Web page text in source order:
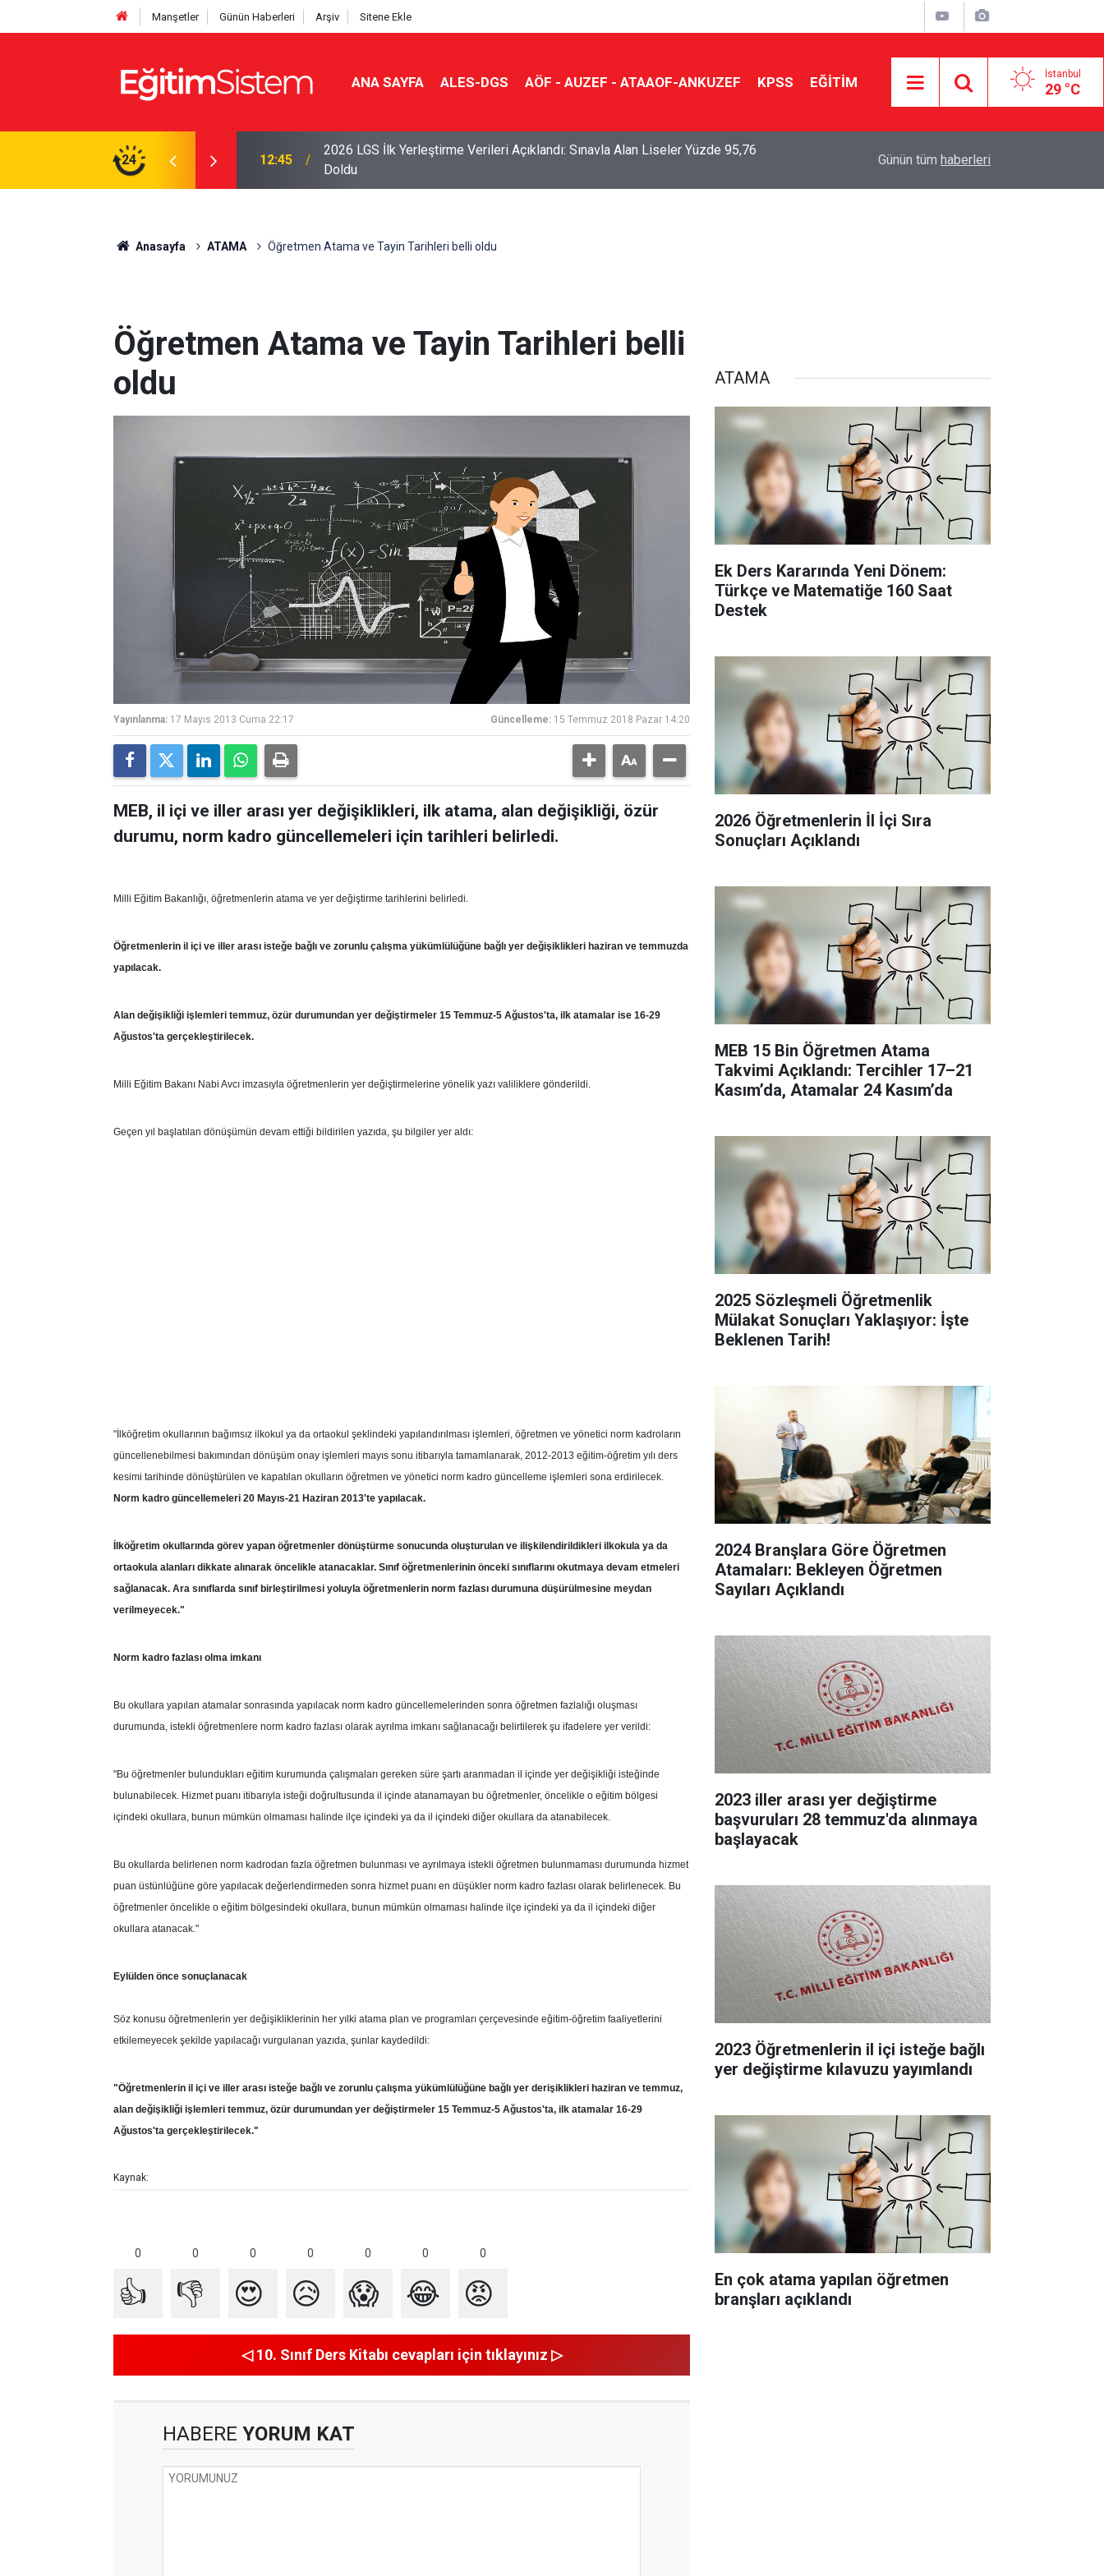
Manşetler Günün Haberleri Arşiv Sitene Ekle
ANA SAYFA ALES-DGS AÖF - AUZEF - ATAAOF-ANKUZEF KPSS EĞİTİM İstanbul
29 °C
24
Belli Oldu: İki Program 500 Puanla
12:45
2026 LGS İlk Yerleştirme Verileri Açıklandı: Sınavla Alan Liseler Yüzde 95,76
Doldu
Tercihine Yerleşti
Günün tüm haberleri
Anasayfa ATAMA Öğretmen Atama ve Tayin Tarihleri belli oldu
Öğretmen Atama ve Tayin Tarihleri belli
oldu
Yayınlanma: 17 Mayıs 2013 Cuma 22:17 Güncelleme: 15 Temmuz 2018 Pazar 14:20
MEB, il içi ve iller arası yer değişiklikleri, ilk atama, alan değişikliği, özür
durumu, norm kadro güncellemeleri için tarihleri belirledi.
Milli Eğitim Bakanlığı, öğretmenlerin atama ve yer değiştirme tarihlerini belirledi.
Öğretmenlerin il içi ve iller arası isteğe bağlı ve zorunlu çalışma yükümlülüğüne bağlı yer değişiklikleri haziran ve temmuzda
yapılacak.
Alan değişikliği işlemleri temmuz, özür durumundan yer değiştirmeler 15 Temmuz-5 Ağustos'ta, ilk atamalar ise 16-29
Ağustos'ta gerçekleştirilecek.
Milli Eğitim Bakanı Nabi Avcı imzasıyla öğretmenlerin yer değiştirmelerine yönelik yazı valiliklere gönderildi.
Geçen yıl başlatılan dönüşümün devam ettiği bildirilen yazıda, şu bilgiler yer aldı:
"İlköğretim okullarının bağımsız ilkokul ya da ortaokul şeklindeki yapılandırılması işlemleri, öğretmen ve yönetici norm kadroların
güncellenebilmesi bakımından dönüşüm onay işlemleri mayıs sonu itibarıyla tamamlanarak, 2012-2013 eğitim-öğretim yılı ders
kesimi tarihinde dönüştürülen ve kapatılan okulların öğretmen ve yönetici norm kadro güncelleme işlemleri sona erdirilecek.
Norm kadro güncellemeleri 20 Mayıs-21 Haziran 2013'te yapılacak.
İlköğretim okullarında görev yapan öğretmenler dönüştürme sonucunda oluşturulan ve ilişkilendirildikleri ilkokula ya da
ortaokula alanları dikkate alınarak öncelikle atanacaklar. Sınıf öğretmenlerinin önceki sınıflarını okutmaya devam etmeleri
sağlanacak. Ara sınıflarda sınıf birleştirilmesi yoluyla öğretmenlerin norm fazlası durumuna düşürülmesine meydan
verilmeyecek."
Norm kadro fazlası olma imkanı
Bu okullara yapılan atamalar sonrasında yapılacak norm kadro güncellemelerinden sonra öğretmen fazlalığı oluşması
durumunda, istekli öğretmenlere norm kadro fazlası olarak ayrılma imkanı sağlanacağı belirtilerek şu ifadelere yer verildi:
"Bu öğretmenler bulundukları eğitim kurumunda çalışmaları gereken süre şartı aranmadan il içinde yer değişikliği isteğinde
bulunabilecek. Hizmet puanı itibarıyla isteği doğrultusunda il içinde atanamayan bu öğretmenler, öncelikle o eğitim bölgesi
içindeki okullara, bunun mümkün olmaması halinde ilçe içindeki ya da il içindeki diğer okullara da atanabilecek.
Bu okullarda belirlenen norm kadrodan fazla öğretmen bulunması ve ayrılmaya istekli öğretmen bulunmaması durumunda hizmet
puan üstünlüğüne göre yapılacak değerlendirmeden sonra hizmet puanı en düşükler norm kadro fazlası olarak belirlenecek. Bu
öğretmenler öncelikle o eğitim bölgesindeki okullara, bunun mümkün olmaması halinde ilçe içindeki ya da il içindeki diğer
okullara atanacak."
Eylülden önce sonuçlanacak
Söz konusu öğretmenlerin yer değişikliklerinin her yılki atama plan ve programları çerçevesinde eğitim-öğretim faaliyetlerini
etkilemeyecek şekilde yapılacağı vurgulanan yazıda, şunlar kaydedildi:
"Öğretmenlerin il içi ve iller arası isteğe bağlı ve zorunlu çalışma yükümlülüğüne bağlı yer derişiklikleri haziran ve temmuz,
alan değişikliği işlemleri temmuz, özür durumundan yer değiştirmeler 15 Temmuz-5 Ağustos'ta, ilk atamalar 16-29
Ağustos'ta gerçekleştirilecek."
Kaynak:
0 0 0 0 0 0 0
👍 👎 😍 😥 😱 😂 😡
◁ 10. Sınıf Ders Kitabı cevapları için tıklayınız ▷
HABERE YORUM KAT
ATAMA
Ek Ders Kararında Yeni Dönem:
Türkçe ve Matematiğe 160 Saat
Destek
2026 Öğretmenlerin İl İçi Sıra
Sonuçları Açıklandı
MEB 15 Bin Öğretmen Atama
Takvimi Açıklandı: Tercihler 17–21
Kasım’da, Atamalar 24 Kasım’da
2025 Sözleşmeli Öğretmenlik
Mülakat Sonuçları Yaklaşıyor: İşte
Beklenen Tarih!
2024 Branşlara Göre Öğretmen
Atamaları: Bekleyen Öğretmen
Sayıları Açıklandı
2023 iller arası yer değiştirme
başvuruları 28 temmuz'da alınmaya
başlayacak
2023 Öğretmenlerin il içi isteğe bağlı
yer değiştirme kılavuzu yayımlandı
En çok atama yapılan öğretmen
branşları açıklandı